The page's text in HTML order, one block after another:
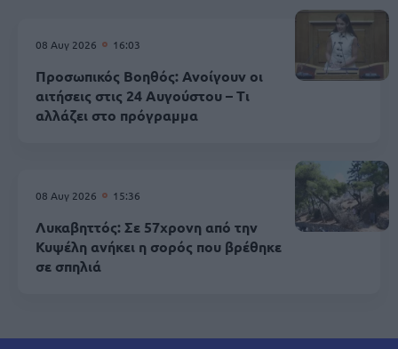
08 Αυγ 2026 16:03
Προσωπικός Βοηθός: Ανοίγουν οι
αιτήσεις στις 24 Αυγούστου – Τι
αλλάζει στο πρόγραμμα
08 Αυγ 2026 15:36
Λυκαβηττός: Σε 57χρονη από την
Κυψέλη ανήκει η σορός που βρέθηκε
σε σπηλιά